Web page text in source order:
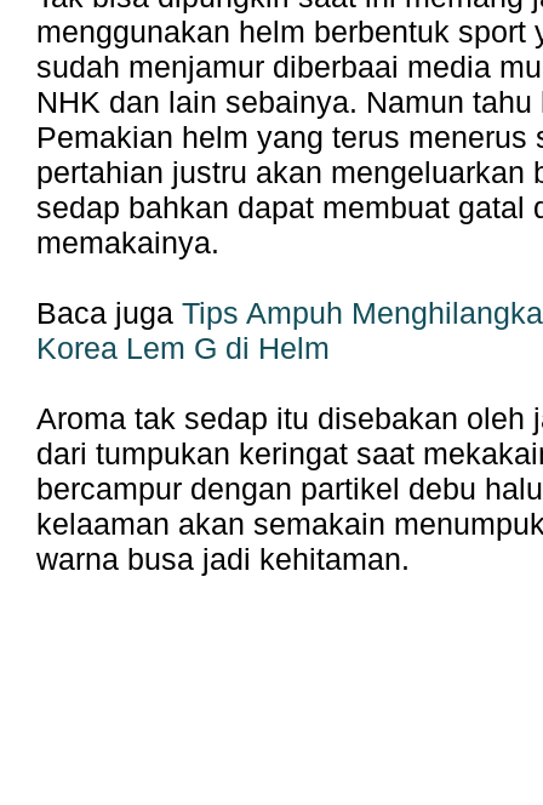
menggunakan helm berbentuk sport
sudah menjamur diberbaai media
NHK dan lain sebainya. Namun tahu
Pemakian helm yang terus menerus
pertahian justru akan mengeluarkan
sedap bahkan dapat membuat gatal
memakainya.
Baca juga Tips Ampuh
Korea Lem G di Helm
Aroma tak sedap itu disebakan oleh
dari tumpukan keringat saat
bercampur dengan partikel debu
kelaaman akan semakain
warna busa jadi kehitaman.